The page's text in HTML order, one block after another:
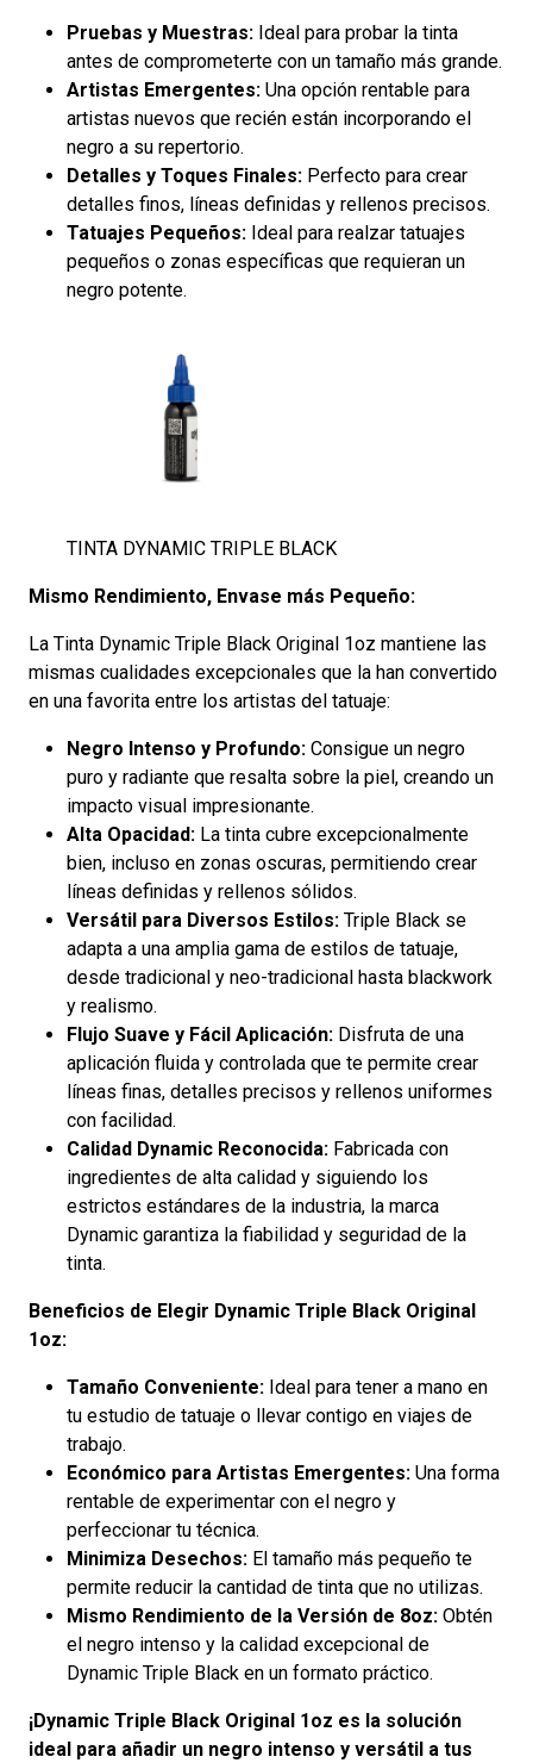
Pruebas y Muestras: Ideal para probar la tinta
antes de comprometerte con un tamaño más grande.
Artistas Emergentes: Una opción rentable para
artistas nuevos que recién están incorporando el
negro a su repertorio.
Detalles y Toques Finales: Perfecto para crear
detalles finos, líneas definidas y rellenos precisos.
Tatuajes Pequeños: Ideal para realzar tatuajes
pequeños o zonas específicas que requieran un
negro potente.
TINTA DYNAMIC TRIPLE BLACK
Mismo Rendimiento, Envase más Pequeño:
La Tinta Dynamic Triple Black Original 1oz mantiene las
mismas cualidades excepcionales que la han convertido
en una favorita entre los artistas del tatuaje:
Negro Intenso y Profundo: Consigue un negro
puro y radiante que resalta sobre la piel, creando un
impacto visual impresionante.
Alta Opacidad: La tinta cubre excepcionalmente
bien, incluso en zonas oscuras, permitiendo crear
líneas definidas y rellenos sólidos.
Versátil para Diversos Estilos: Triple Black se
adapta a una amplia gama de estilos de tatuaje,
desde tradicional y neo-tradicional hasta blackwork
y realismo.
Flujo Suave y Fácil Aplicación: Disfruta de una
aplicación fluida y controlada que te permite crear
líneas finas, detalles precisos y rellenos uniformes
con facilidad.
Calidad Dynamic Reconocida: Fabricada con
ingredientes de alta calidad y siguiendo los
estrictos estándares de la industria, la marca
Dynamic garantiza la fiabilidad y seguridad de la
tinta.
Beneficios de Elegir Dynamic Triple Black Original
1oz:
Tamaño Conveniente: Ideal para tener a mano en
tu estudio de tatuaje o llevar contigo en viajes de
trabajo.
Económico para Artistas Emergentes: Una forma
rentable de experimentar con el negro y
perfeccionar tu técnica.
Minimiza Desechos: El tamaño más pequeño te
permite reducir la cantidad de tinta que no utilizas.
Mismo Rendimiento de la Versión de 8oz: Obtén
el negro intenso y la calidad excepcional de
Dynamic Triple Black en un formato práctico.
¡Dynamic Triple Black Original 1oz es la solución
ideal para añadir un negro intenso y versátil a tus